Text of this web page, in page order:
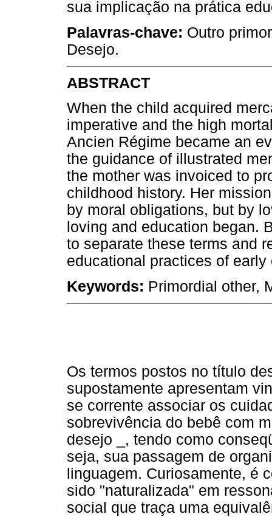
sua implicação na prática
Palavras-chave: Outro
Desejo.
ABSTRACT
When the child acquired
imperative and the high
Ancien Régime became an
the guidance of illustrated
the mother was invoiced to
childhood history. Her
by moral obligations, but by
loving and education began.
to separate these terms and
educational practices of early
Keywords: Primordial other,
Os termos postos no título
supostamente apresentam
se corrente associar os
sobrevivência do bebê com
desejo _, tendo como
seja, sua passagem de
linguagem. Curiosamente, é
sido "naturalizada" em
social que traça uma